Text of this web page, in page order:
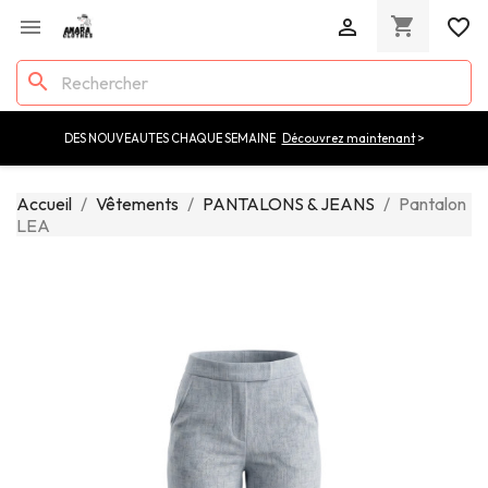
 favorite_border
shopping_cart

search
DES NOUVEAUTES CHAQUE SEMAINE Découvrez maintenant>
Accueil Vêtements PANTALONS & JEANS
Pantalon
LEA